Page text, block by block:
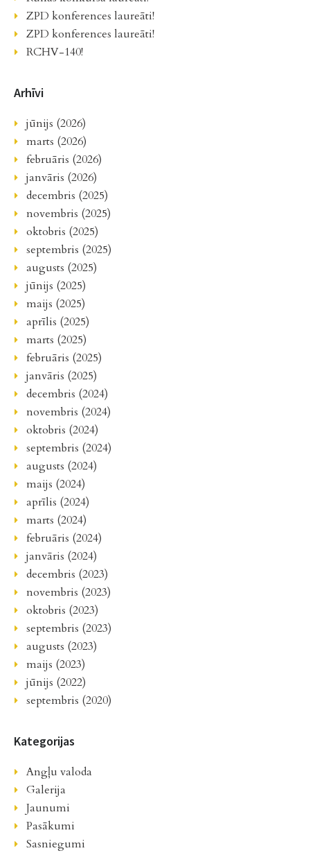
ZPD konferences laureāti!
ZPD konferences laureāti!
RCHV-140!
Arhīvi
jūnijs (2026)
marts (2026)
februāris (2026)
janvāris (2026)
decembris (2025)
novembris (2025)
oktobris (2025)
septembris (2025)
augusts (2025)
jūnijs (2025)
maijs (2025)
aprīlis (2025)
marts (2025)
februāris (2025)
janvāris (2025)
decembris (2024)
novembris (2024)
oktobris (2024)
septembris (2024)
augusts (2024)
maijs (2024)
aprīlis (2024)
marts (2024)
februāris (2024)
janvāris (2024)
decembris (2023)
novembris (2023)
oktobris (2023)
septembris (2023)
augusts (2023)
maijs (2023)
jūnijs (2022)
septembris (2020)
Kategorijas
Angļu valoda
Galerija
Jaunumi
Pasākumi
Sasniegumi